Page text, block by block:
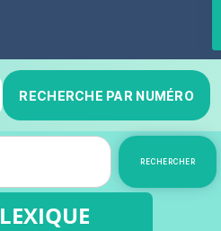
RECHERCHE PAR NUMÉRO
RECHERCHER
LEXIQUE